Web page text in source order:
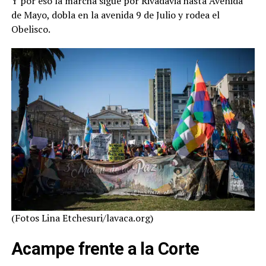
de Mayo, dobla en la avenida 9 de Julio y rodea el
Obelisco.
(Fotos Lina Etchesuri/lavaca.org)
Acampe frente a la Corte